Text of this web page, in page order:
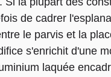
de cadrer
le parvis et la
s'enrichit d'une
laquée